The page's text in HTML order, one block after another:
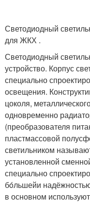
Светодиодный
для ЖКХ .
Светодиодный
устройство. Корпус
специально
освещения.
цоколя,
одновременно
(преобразователя
пластмассовой
светильником
установленной
специально
бóльшейи
в основном